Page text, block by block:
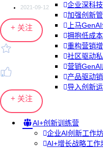
企业深科
加强创新
上马
拥抱低成
重构营销
社区驱动
营销GenAI
产品驱动
导入创新
AI+创新训练营
企业AI创新工作坊
AI+增长战略工作
2021-09-12
+ 关注
+ 关注